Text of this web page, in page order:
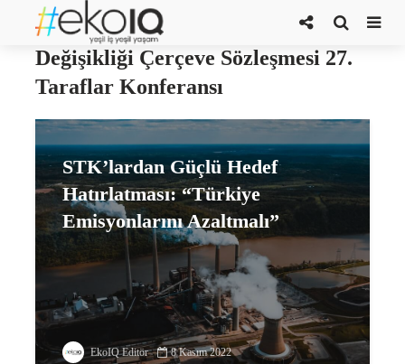
Birleşmiş Milletler İklim
Değişikliği Çerçeve Sözleşmesi 27.
Taraflar Konferansı
STK’lardan Güçlü Hedef
Hatırlatması: “Türkiye
Emisyonlarını Azaltmalı”
EkoIQ Editör 8 Kasım 2022